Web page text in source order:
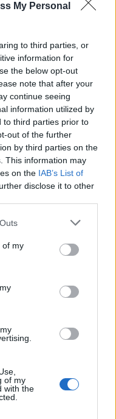
My Personal
to third parties, or
information for
the below opt-out
note that after your
continue seeing
information utilized by
to third parties prior to
out of the further
by third parties on the
This information may
on the IAB’s List of
disclose it to other
of my
of my
with the
ricca e precisa dei bassi.
raffinati, la radio
specializzati
.
news di TecnoGazzetta?
(